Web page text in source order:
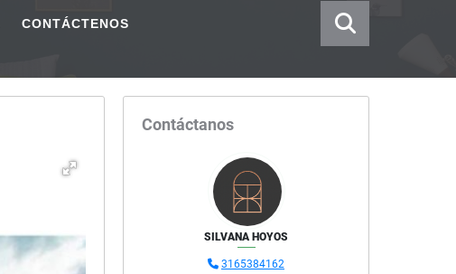
CONTÁCTENOS
Contáctanos
SILVANA HOYOS
3165384162